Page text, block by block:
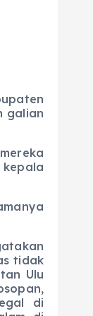
galian
tidak
Ulu
di